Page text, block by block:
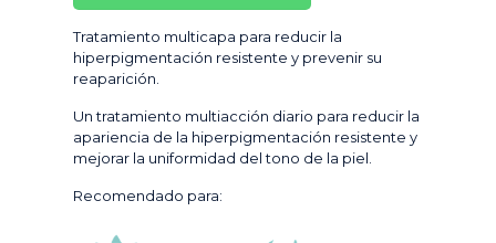
Tratamiento multicapa para reducir la
hiperpigmentación resistente y prevenir su
reaparición.
Un tratamiento multiacción diario para reducir la
apariencia de la hiperpigmentación resistente y
mejorar la uniformidad del tono de la piel.
Recomendado para: